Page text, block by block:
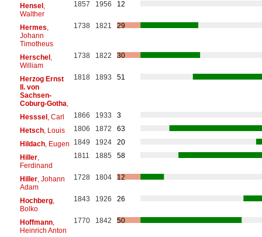
Hensel,
Walther
1857 1956 12
Hermes
Johann
Timotheus
1738 1821 29
Herschel,
William
1738 1822 30
Herzog Ernst
II. von
Sachsen-
Coburg-Gotha
1818 1893 51
Hesssel, Carl 1866 1933
3
Hetsch, Louis 1806 1872
63
Hildach, Eugen 1849 1924
20
Hiller,
Ferdinand
1811 1885 58
Hiller, Johann
Adam
1728 1804 12
Hochberg,
Bolko
1843 1926 26
Hoffmann,
Heinrich Anton
1770 1842 50